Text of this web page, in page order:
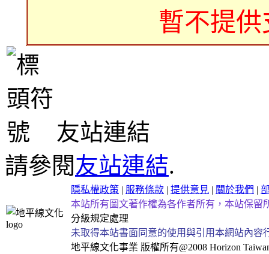
暫不提
友站連結
請參閱友站連結.
隱私權政策 | 服務條款 | 提供意見 | 關於我們 |
本站所有圖文著作權為各作者所有，本站保留
分級規定處理
未取得本站書面同意的使用與引用本網站內
地平線文化事業 版權所有@2008 Horizon